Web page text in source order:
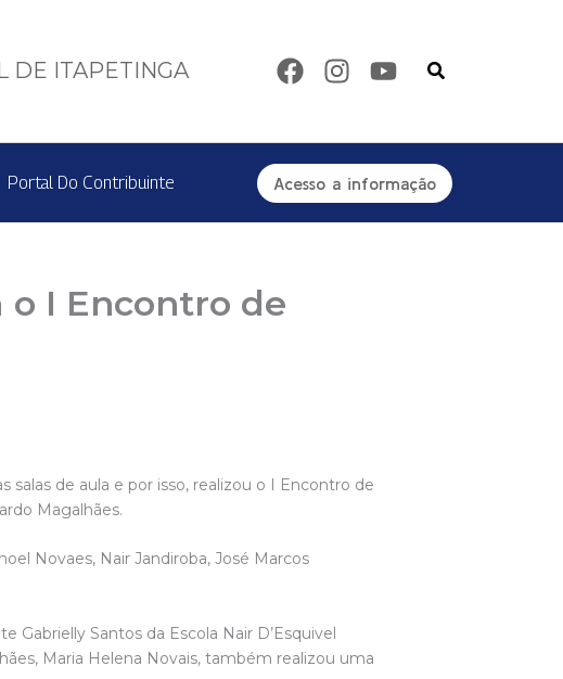
DE ITAPETINGA Pesquisar
Portal Do Contribuinte Acesso a informação
o I Encontro de
de aula e por isso, realizou o I Encontro de
Magalhães.
Novaes, Nair Jandiroba, José Marcos
Gabrielly Santos da Escola Nair D’Esquivel
Maria Helena Novais, também realizou uma